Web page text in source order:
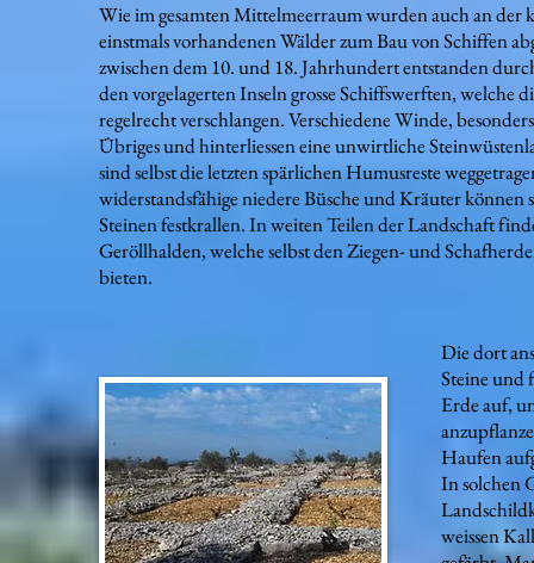
Wie im gesamten Mittelmeerraum wurden auch an der
einstmals vorhandenen Wälder zum Bau von Schiffen
zwischen dem 10. und 18. Jahrhundert entstanden
den vorgelagerten Inseln grosse Schiffswerften, welche
regelrecht verschlangen. Verschiedene Winde,
Übriges und hinterliessen eine unwirtliche
sind selbst die letzten spärlichen Humusreste
widerstandsfähige niedere Büsche und Kräuter können
Steinen festkrallen. In weiten Teilen der Landschaft
Geröllhalden, welche selbst den Ziegen- und
bieten.
Die dort
Steine und
Erde auf,
Haufen
In solchen
weissen